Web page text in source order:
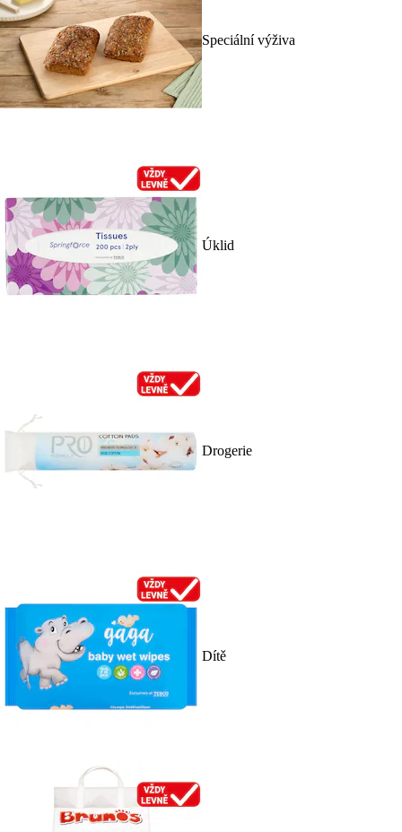
Speciální výživa
Úklid
Drogerie
Dítě